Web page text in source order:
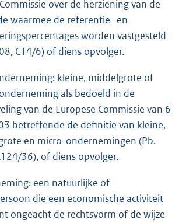
over de herziening van de
waarmee de referentie- en
worden vastgesteld
C14/6) of diens opvolger.
kleine, middelgrote of
als bedoeld in de
van de Europese Commissie van 6
betreffende de definitie van kleine,
en micro-ondernemingen (Pb.
36), of diens opvolger.
een natuurlijke of
die een economische activiteit
ongeacht de rechtsvorm of de wijze